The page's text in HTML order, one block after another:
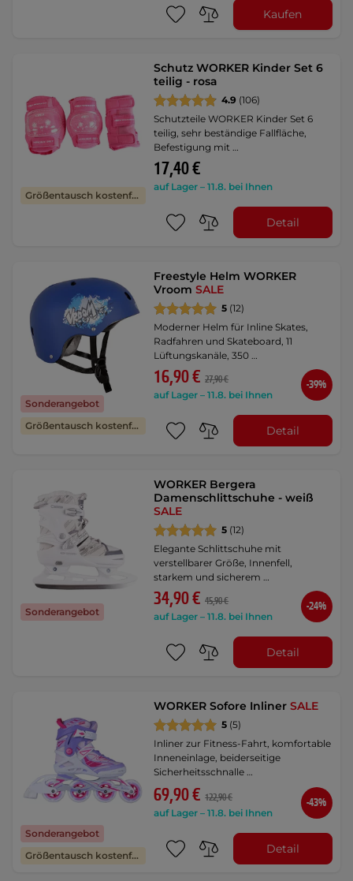
Kaufen
Größentausch kostenfrei
Schutz WORKER Kinder Set 6
teilig - rosa
4.9 (106)
Schutzteile WORKER Kinder Set 6
teilig, sehr beständige Fallfläche,
Befestigung mit …
17,40 €
auf Lager – 11.8. bei Ihnen
Detail
Sonderangebot
Größentausch kostenfrei
Freestyle Helm WORKER
VroomSALE
5 (12)
Moderner Helm für Inline Skates,
Radfahren und Skateboard, 11
Lüftungskanäle, 350 …
16,90 € 27,90 €
auf Lager – 11.8. bei Ihnen
-39%
Detail
Sonderangebot
WORKER Bergera
Damenschlittschuhe - weiß
SALE
5 (12)
Elegante Schlittschuhe mit
verstellbarer Größe, Innenfell,
starkem und sicherem …
34,90 € 45,90 €
auf Lager – 11.8. bei Ihnen
-24%
Detail
Sonderangebot
Größentausch kostenfrei
WORKER Sofore InlinerSALE
5 (5)
Inliner zur Fitness-Fahrt, komfortable
Inneneinlage, beiderseitige
Sicherheitsschnalle …
69,90 € 122,90 €
auf Lager – 11.8. bei Ihnen
-43%
Detail